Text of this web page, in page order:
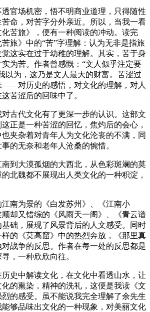
官场机密，悟不明商业道理，只得随性
命，对苦字分外亲近。所以，当我一看
苦旅》，便有一种阅读的冲动。读完
旅》中的“苦”字理解：认为无非是指旅
这实在过于幼稚的理解。其实，苦于身
为苦。作者曾感慨：“文人似乎注定要
以为，这乃是文人最大的财富。苦涩过
——对历史的感悟，对文化的理解，对人
苦涩后的回味中了。
古代文化有了更深一步的认识。这部文
正是一种苦涩的回忆，焦灼后的会心，
夹杂着对青年人为文化沦丧的不满，同
的无奈和老年人沧桑的惋惜。
到大漠孤烟的大西北，从色彩斑斓的莫
北魏都不展现出人类文化的一种积淀，
南为景的《白发苏州》、《江南小
却又错综的《风雨天一阁》、《青云谱
础，展现了风景背后的人文感受。同时
的《莫高窟》中的热烈奔放，《那里真
战争的反思。作者在每一处的反思都是
，一种欣欣向往。
史中解读文化，在文化中看透山水，让
的熏染，精神的洗礼，这便是我读《文
的感受。虽不能说我完全理解了余先生
够品味出文化的一种现象，对美丽文化